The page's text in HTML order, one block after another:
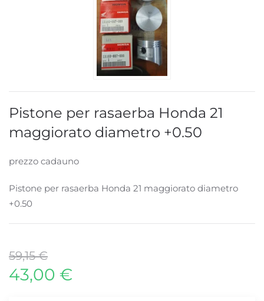
Pistone per rasaerba Honda 21
maggiorato diametro +0.50
prezzo cadauno
Pistone per rasaerba Honda 21 maggiorato diametro
+0.50
59,15 €
43,00 €